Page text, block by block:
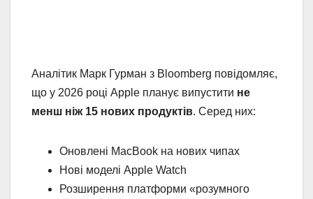
Аналітик Марк Гурман з Bloomberg повідомляє,
що у 2026 році Apple планує випустити не
менш ніж 15 нових продуктів. Серед них:
Оновлені MacBook на нових чипах
Нові моделі Apple Watch
Розширення платформи «розумного